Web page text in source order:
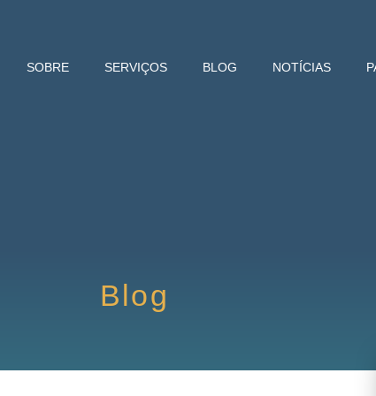
SOBRE SERVIÇOS BLOG NOTÍCIAS
Blog